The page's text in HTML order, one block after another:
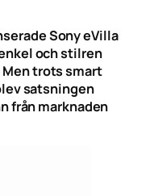
Sony eVilla
och stilren
trots smart
satsningen
från marknaden